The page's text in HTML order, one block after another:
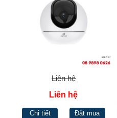
Liên hệ
Liên hệ
Chi tiết Đặt mua